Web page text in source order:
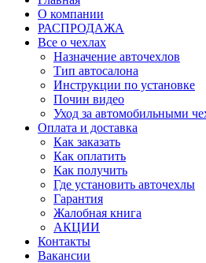
О компании
РАСПРОДАЖА
Все о чехлах
Назначение авточехлов
Тип автосалона
Инструкции по установке
Почин видео
Уход за автомобильными
Оплата и доставка
Как заказать
Как оплатить
Как получить
Где установить авточехлы
Гарантия
Жалобная книга
АКЦИИ
Контакты
Вакансии